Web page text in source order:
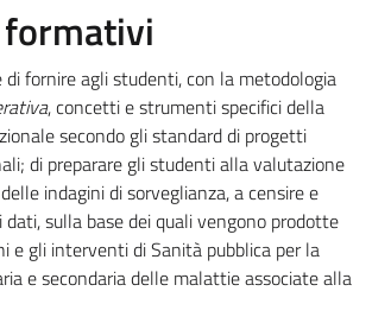
di fornire agli studenti, con la metodologia
, concetti e strumenti specifici della
secondo gli standard di progetti
di preparare gli studenti alla valutazione
indagini di sorveglianza, a censire e
sulla base dei quali vengono prodotte
e gli interventi di Sanità pubblica per la
e secondaria delle malattie associate alla